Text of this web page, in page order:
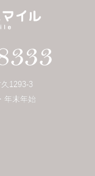
1293-3
年末年始